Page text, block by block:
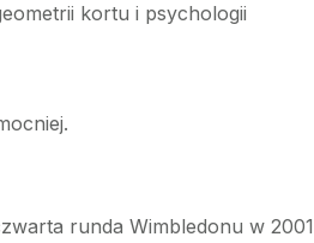
kortu i psychologii
runda Wimbledonu w 2001